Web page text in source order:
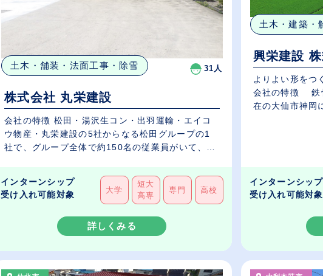
土木・舗装・法面工事・除雪 31人
株式会社 丸栄建設
会社の特徴 松田・湯沢生コン・出羽運輸・エイコ
ウ物産・丸栄建設の5社からなる松田グループの1
社で、グループ全体で約150名の従業員がいて、
インターンシップ
受け入れ可能対象
大学
短大
高専
専門 高校
詳しくみる
土木・建築・
興栄建設
よりよい形をつ
会社の特徴 鉄
在の大仙市神岡
インターンシップ
受け入れ可能対象